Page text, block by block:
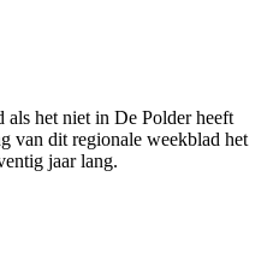
als het niet in De Polder heeft
van dit regionale weekblad het
jaar lang.